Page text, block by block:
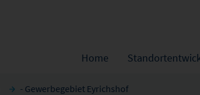
Home
- Gewerbegebiet Eyrichshof